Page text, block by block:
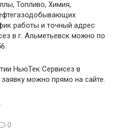
Топливо, Химия,
работы и точный адрес
в г. Альметьевск можно по
НьюТек Сервисез в
можно прямо на сайте.
0